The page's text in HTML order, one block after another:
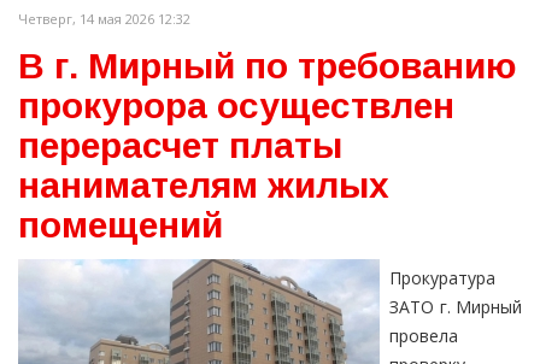
Четверг, 14 мая 2026 12:32
В г. Мирный по требованию
прокурора осуществлен
перерасчет платы
нанимателям жилых
помещений
Прокуратура
ЗАТО г. Мирный
провела